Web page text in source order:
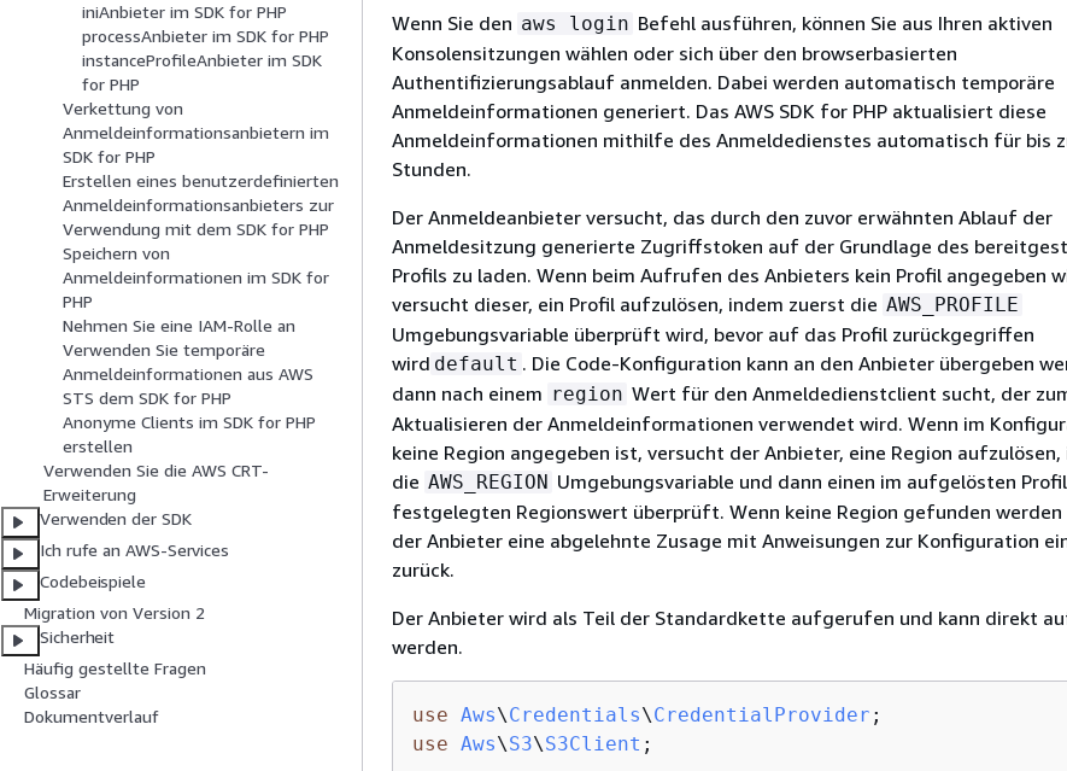
iniAnbieter im SDK for PHP
processAnbieter im SDK for PHP
instanceProfileAnbieter im SDK
for PHP
Verkettung von
Anmeldeinformationsanbietern im
SDK for PHP
Erstellen eines benutzerdefinierten
Anmeldeinformationsanbieters zur
Verwendung mit dem SDK for PHP
Speichern von
Anmeldeinformationen im SDK for
PHP
Nehmen Sie eine IAM-Rolle an
Verwenden Sie temporäre
Anmeldeinformationen aus AWS
STS dem SDK for PHP
Anonyme Clients im SDK for PHP
erstellen
Verwenden Sie die AWS CRT-
Erweiterung
Verwenden der SDK
Ich rufe an AWS-Services
Codebeispiele
Migration von Version 2
Sicherheit
Häufig gestellte Fragen
Glossar
Dokumentverlauf
Wenn Sie den aws login Befehl ausführen, können Sie aus Ihren aktiven
Konsolensitzungen wählen oder sich über den browserbasierten
Authentifizierungsablauf anmelden. Dabei werden automatisch temporäre
Anmeldeinformationen generiert. Das AWS SDK for PHP aktualisiert diese
Anmeldeinformationen mithilfe des Anmeldedienstes automatisch für bis
Stunden.
Der Anmeldeanbieter versucht, das durch den zuvor erwähnten Ablauf der
Anmeldesitzung generierte Zugriffstoken auf der Grundlage des
Profils zu laden. Wenn beim Aufrufen des Anbieters kein Profil angegeben
versucht dieser, ein Profil aufzulösen, indem zuerst die AWS_PROFILE
Umgebungsvariable überprüft wird, bevor auf das Profil zurückgegriffen
wird default . Die Code-Konfiguration kann an den Anbieter übergeben
dann nach einem region Wert für den Anmeldedienstclient sucht, der
Aktualisieren der Anmeldeinformationen verwendet wird. Wenn im
keine Region angegeben ist, versucht der Anbieter, eine Region
die AWS_REGION Umgebungsvariable und dann einen im aufgelösten Profil
festgelegten Regionswert überprüft. Wenn keine Region gefunden werden
der Anbieter eine abgelehnte Zusage mit Anweisungen zur Konfiguration
zurück.
Der Anbieter wird als Teil der Standardkette aufgerufen und kann direkt
werden.
use Aws\Credentials\CredentialProvider
use Aws\S3\S3Client ;